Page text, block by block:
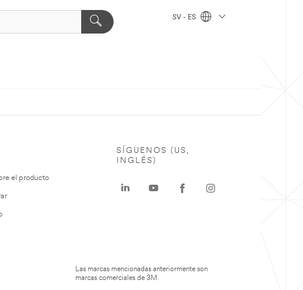
SV - ES
el producto
SÍGUENOS (US,
INGLÉS)
Las marcas mencionadas anteriormente son
marcas comerciales de 3M.